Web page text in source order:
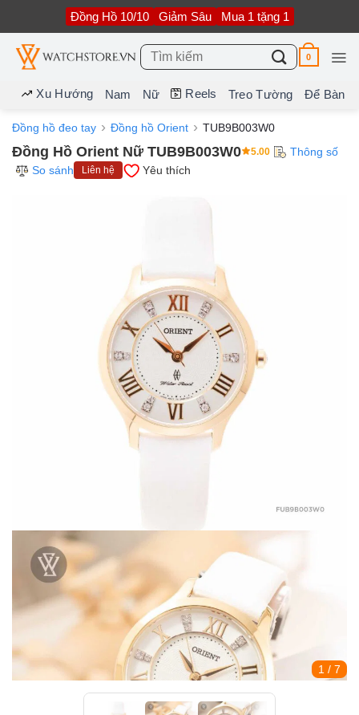
nội
dung
Đồng Hồ 10/10 Giảm Sâu Mua 1 tặng 1
Tìm
kiếm:
0
Xu Hướng Nam Nữ Reels Treo Tường Để Bàn
Đồng hồ đeo tay Đồng hồ Orient TUB9B003W0
Đồng Hồ Orient Nữ TUB9B003W0 5.00
Thông số
So sánh
Liên hệ Yêu thích
1 / 7